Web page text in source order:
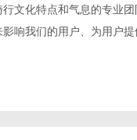
文化特点和气息的专业
响我们的用户、为用户